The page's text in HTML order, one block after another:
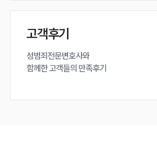
고객후기
성범죄전문변호사와
함께한 고객들의 만족후기